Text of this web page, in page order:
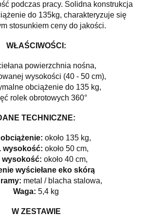
podczas pracy. Solidna konstrukcja
do 135kg, charakteryzuje się
stosunkiem ceny do jakości.
WŁAŚCIWOŚCI:
powierzchnia nośna,
wysokości (40 - 50 cm),
obciążenie do 135 kg,
rolek obrotowych 360°
TECHNICZNE:
obciążenie: około 135 kg,
wysokość: około 50 cm,
wysokość: około 40 cm,
wyściełane eko skórą
ramy: metal / blacha stalowa,
Waga: 5,4 kg
W ZESTAWIE